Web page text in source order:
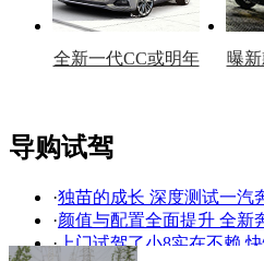
全新一代CC或明年
曝
看赛车宝贝争奇斗
艳
车
导购试驾
·独苗的成长 深度测试一汽
·颜值与配置全面提升 全新
·上门试驾了小8实在不赖